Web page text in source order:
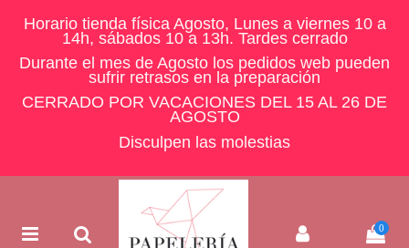
Horario tienda física Agosto, Lunes a viernes 10 a
14h, sábados 10 a 13h. Tardes cerrado
Durante el mes de Agosto los pedidos web pueden
sufrir retrasos en la preparación
CERRADO POR VACACIONES DEL 15 AL 26 DE
AGOSTO
Disculpen las molestias
0